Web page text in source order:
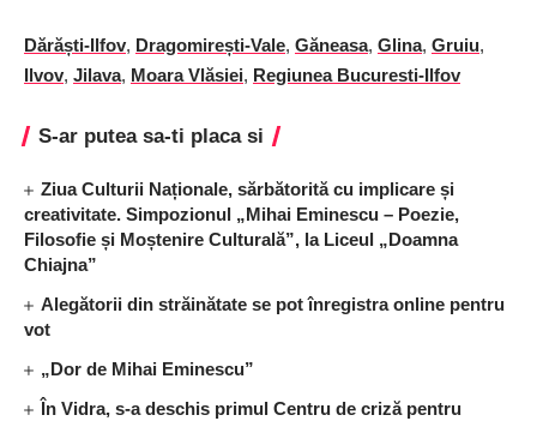
Dărăști-Ilfov, Dragomirești-Vale, Găneasa, Glina, Gruiu,
Ilvov, Jilava, Moara Vlăsiei, Regiunea Bucuresti-Ilfov
S-ar putea sa-ti placa si
Ziua Culturii Naționale, sărbătorită cu implicare și
creativitate. Simpozionul „Mihai Eminescu – Poezie,
Filosofie și Moștenire Culturală”, la Liceul „Doamna
Chiajna”
Alegătorii din străinătate se pot înregistra online pentru
vot
„Dor de Mihai Eminescu”
În Vidra, s-a deschis primul Centru de criză pentru